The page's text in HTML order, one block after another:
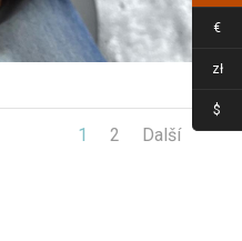
1 2 Další
€
zł
$